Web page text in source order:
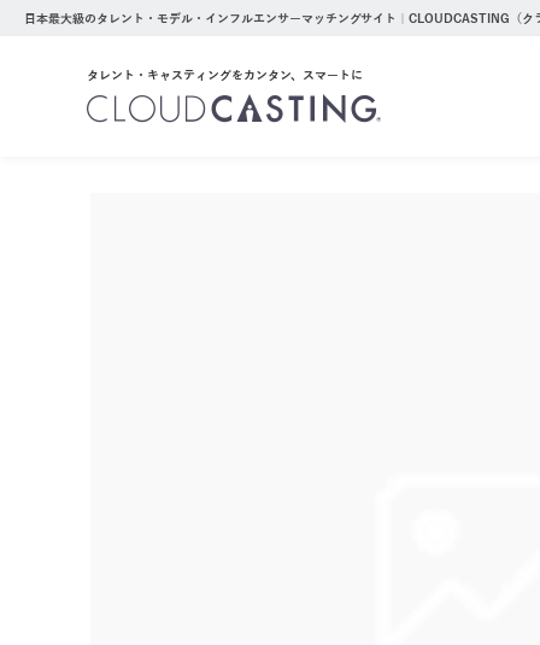
日本最大級のタレント・モデル・インフルエンサーマッチングサイト｜CLOUDCASTING（ク
タレント・キャスティングをカンタン、スマートに